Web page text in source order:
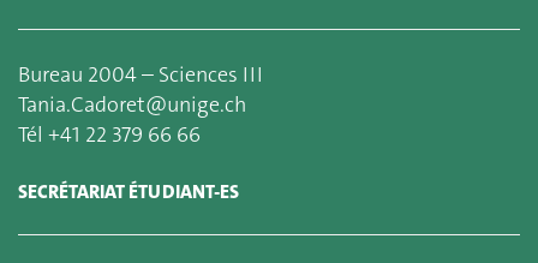
Bureau 2004 – Sciences III
Tania.Cadoret@unige.ch
Tél +41 22 379 66 66
SECRÉTARIAT ÉTUDIANT-ES